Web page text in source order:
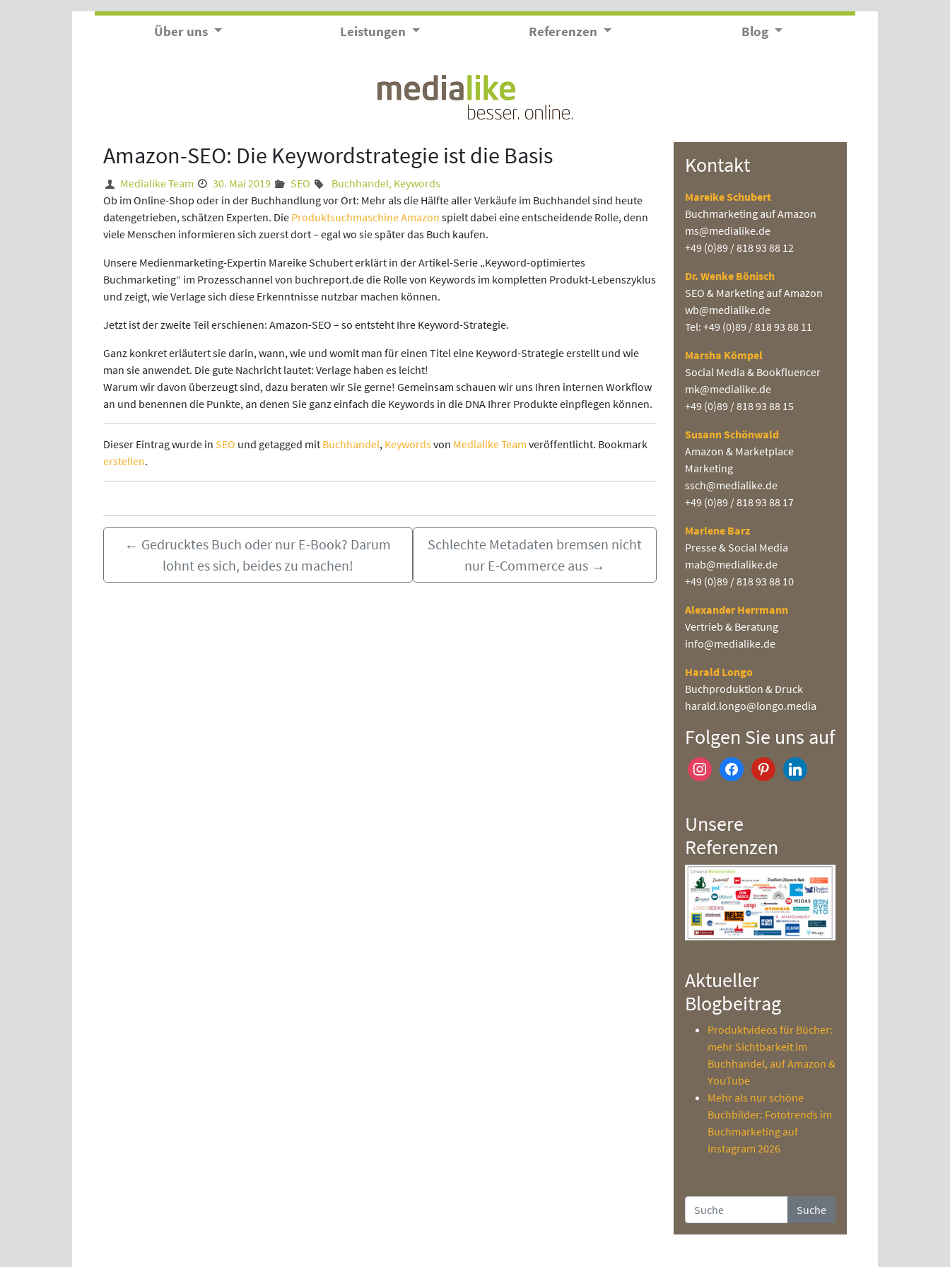
Über uns Leistungen Referenzen Blog
Amazon-SEO: Die Keywordstrategie ist die Basis
Medialike Team 30. Mai 2019 SEO Buchhandel, Keywords
Ob im Online-Shop oder in der Buchhandlung vor Ort: Mehr als die Hälfte aller Verkäufe im Buchhandel sind heute
datengetrieben, schätzen Experten. Die Produktsuchmaschine Amazon spielt dabei eine entscheidende Rolle, denn
viele Menschen informieren sich zuerst dort – egal wo sie später das Buch kaufen.
Unsere Medienmarketing-Expertin Mareike Schubert erklärt in der Artikel-Serie „Keyword-optimiertes
Buchmarketing“ im Prozesschannel von buchreport.de die Rolle von Keywords im kompletten Produkt-Lebenszyklus
und zeigt, wie Verlage sich diese Erkenntnisse nutzbar machen können.
Jetzt ist der zweite Teil erschienen: Amazon-SEO – so entsteht Ihre Keyword-Strategie.
Ganz konkret erläutert sie darin, wann, wie und womit man für einen Titel eine Keyword-Strategie erstellt und wie
man sie anwendet. Die gute Nachricht lautet: Verlage haben es leicht!
Warum wir davon überzeugt sind, dazu beraten wir Sie gerne! Gemeinsam schauen wir uns Ihren internen Workflow
an und benennen die Punkte, an denen Sie ganz einfach die Keywords in die DNA Ihrer Produkte einpflegen können.
Dieser Eintrag wurde in SEO und getagged mit Buchhandel, Keywordsvon Medialike Team veröffentlicht. Bookmark
erstellen.
← Gedrucktes Buch oder nur E-Book? Darum
lohnt es sich, beides zu machen!
Schlechte Metadaten bremsen nicht
nur E-Commerce aus →
Kontakt
Mareike Schubert
Buchmarketing auf Amazon
ms@medialike.de
+49 (0)89 / 818 93 88 12
Dr. Wenke Bönisch
SEO & Marketing auf Amazon
wb@medialike.de
Tel: +49 (0)89 / 818 93 88 11
Marsha Kömpel
Social Media & Bookfluencer
mk@medialike.de
+49 (0)89 / 818 93 88 15
Susann Schönwald
Amazon & Marketplace
Marketing
ssch@medialike.de
+49 (0)89 / 818 93 88 17
Marlene Barz
Presse & Social Media
mab@medialike.de
+49 (0)89 / 818 93 88 10
Alexander Herrmann
Vertrieb & Beratung
info@medialike.de
Harald Longo
Buchproduktion & Druck
harald.longo@longo.media
Folgen Sie uns auf
instagramfacebookpinterestlinkedin
Unsere
Referenzen
Aktueller
Blogbeitrag
Produktvideos für Bücher:
mehr Sichtbarkeit im
Buchhandel, auf Amazon &
YouTube
Mehr als nur schöne
Buchbilder: Fototrends im
Buchmarketing auf
Instagram 2026
Suche